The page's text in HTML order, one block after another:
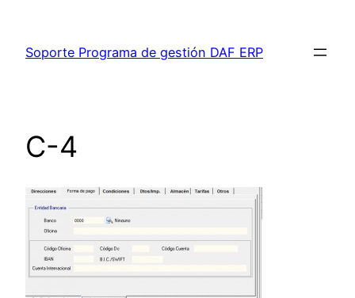
contenido
Soporte Programa de gestión DAF ERP
C-4